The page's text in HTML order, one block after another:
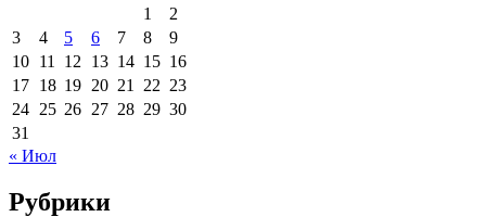
1
2
3
4 5 6 7 8
9
10 11 12 13 14 15 16
17 18 19 20 21 22 23
24 25 26 27 28 29 30
31
« Июл
Рубрики